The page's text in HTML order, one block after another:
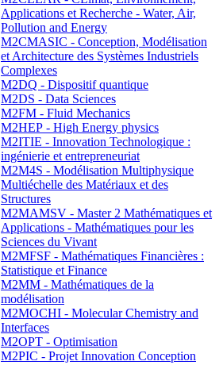
Applications et Recherche - Water, Air,
Pollution and Energy
M2CMASIC - Conception, Modélisation
et Architecture des Systèmes Industriels
Complexes
M2DQ - Dispositif quantique
M2DS - Data Sciences
M2FM - Fluid Mechanics
M2HEP - High Energy physics
M2ITIE - Innovation Technologique :
ingénierie et entrepreneuriat
M2M4S - Modélisation Multiphysique
Multiéchelle des Matériaux et des
Structures
M2MAMSV - Master 2 Mathématiques et
Applications - Mathématiques pour les
Sciences du Vivant
M2MFSF - Mathématiques Financières :
Statistique et Finance
M2MM - Mathématiques de la
modélisation
M2MOCHI - Molecular Chemistry and
Interfaces
M2OPT - Optimisation
M2PIC - Projet Innovation Conception